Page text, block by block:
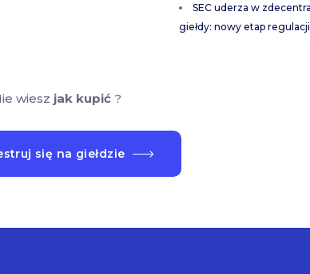
SEC uderza w
giełdy: nowy etap
wiesz jak kupić?
się na giełdzie